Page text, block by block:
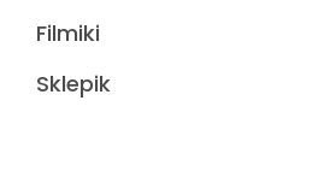
Filmiki
Sklepik